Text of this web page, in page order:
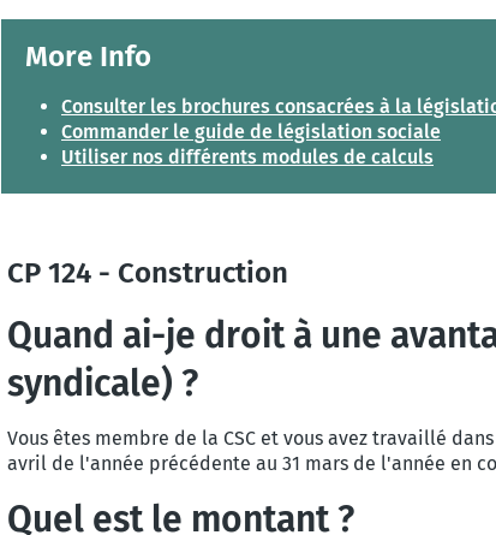
More Info
Consulter les brochures consacrées à la
Commander le guide de législation sociale
Utiliser nos différents modules de calculs
CP 124 - Construction
Quand ai-je droit à une
syndicale) ?
Vous êtes membre de la CSC et vous avez travaillé
avril de l'année précédente au 31 mars de l'année en
Quel est le montant ?